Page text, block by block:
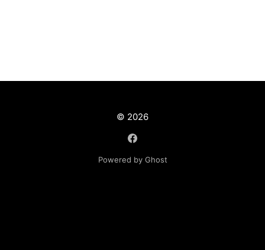
© 2026
Powered by Ghost